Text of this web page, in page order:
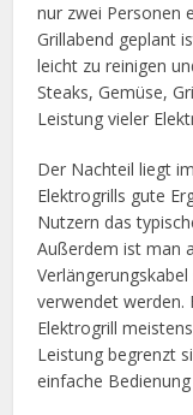
nur zwei Personen
Grillabend geplant
leicht zu reinigen
Steaks, Gemüse,
Leistung vieler
Der Nachteil liegt
Elektrogrills gute
Nutzern das
Außerdem ist man
verwendet werden.
Elektrogrill
Leistung begrenzt
einfache